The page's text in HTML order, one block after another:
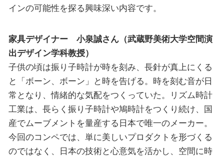
インの可能性を探る興味深い内容です。
家具デザイナー 小泉誠さん（武蔵野美術大学空間演
出デザイン学科教授）
子供の頃は振り子時計が時を刻み、長針が真上にくる
と「ボーン、ボーン」と時を告げる。時を刻む音が日
常となり、情緒的な気配をつくっていた。リズム時計
工業は、長らく振り子時計や鳩時計をつくり続け、国
産でムーブメントを量産する日本で唯一のメーカー。
今回のコンペでは、単に美しいプロダクトを形づくる
のではなく、日本の技術と心意気を活かし、空間に時